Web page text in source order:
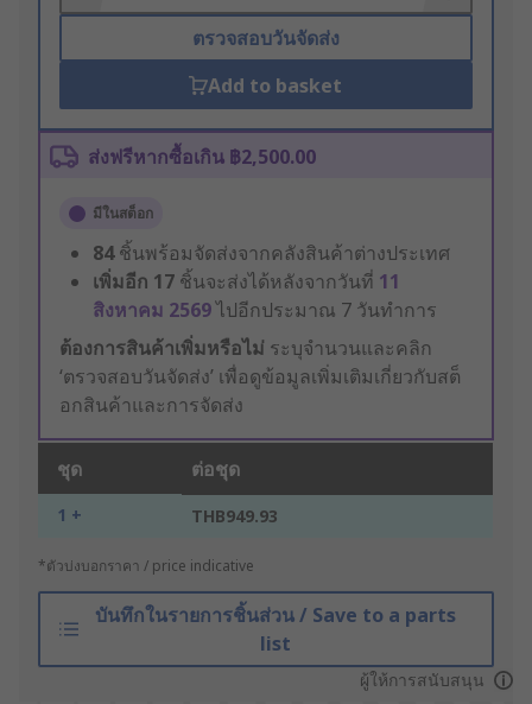
ตรวจสอบวันจัดส่ง
Add to basket
ส่งฟรีหากซื้อเกิน ฿2,500.00
มีในสต็อก
84ชิ้นพร้อมจัดส่งจากคลังสินค้าต่างประเทศ
เพิ่มอีก 17 ชิ้นจะส่งได้หลังจากวันที่ 11
สิงหาคม 2569ไปอีกประมาณ 7 วันทำการ
ต้องการสินค้าเพิ่มหรือไม่ ระบุจำนวนและคลิก
‘ตรวจสอบวันจัดส่ง’ เพื่อดูข้อมูลเพิ่มเติมเกี่ยวกับสต็
อกสินค้าและการจัดส่ง
ชุด ต่อชุด
1 + THB949.93
*ตัวบ่งบอกราคา / price indicative
บันทึกในรายการชิ้นส่วน / Save to a parts
list
ผู้ให้การสนับสนุน